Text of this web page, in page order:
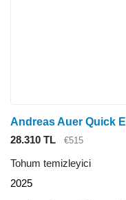
Andreas Auer Quick
28.310 TL
€515
Tohum temizleyici
2025